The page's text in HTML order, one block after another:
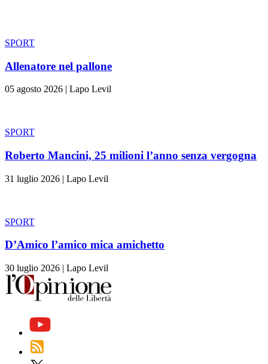
SPORT
Allenatore nel pallone
05 agosto 2026 | Lapo Levil
SPORT
Roberto Mancini, 25 milioni l’anno senza vergogna
31 luglio 2026 | Lapo Levil
SPORT
D’Amico l’amico mica amichetto
30 luglio 2026 | Lapo Levil